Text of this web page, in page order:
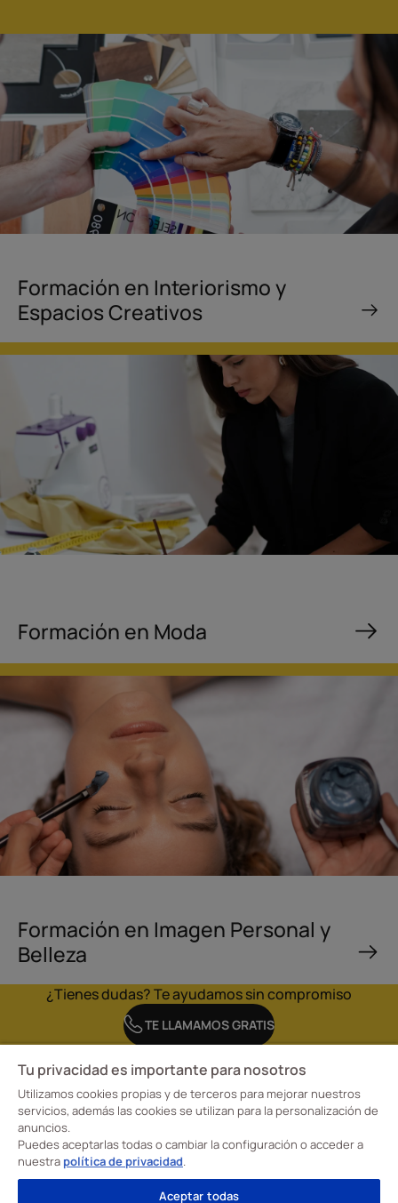
ENVIAR COMENTARIO CANCELAR
Formación en Interiorismo y
Espacios Creativos
Formación en Moda
Formación en Imagen Personal y
Belleza
¿Tienes dudas? Te ayudamos sin compromiso
TE LLAMAMOS GRATIS
En la Escuela CreaDiseño, Escuela Profesional de Diseño Davante tenemos claro
nuestro objetivo: transformar la forma de aprender para formar a nuestros
alumnos en profesionales cualificados en moda, interiorismo e imagen personal.
¡Convertimos su talento creativo en una carrera de éxito y con futuro!
Tu privacidad es importante para nosotros
Utilizamos cookies propias y de terceros para mejorar nuestros
servicios, además las cookies se utilizan para la personalización de
anuncios.
Puedes aceptarlas todas o cambiar la configuración o acceder a
nuestra política de privacidad.
Aceptar todas